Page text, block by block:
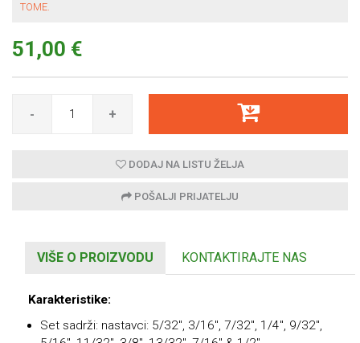
TOME.
51,00 €
- +
DODAJ NA LISTU ŽELJA
POŠALJI PRIJATELJU
VIŠE O PROIZVODU KONTAKTIRAJTE NAS
Karakteristike:
Set sadrži: nastavci: 5/32″, 3/16″, 7/32″, 1/4″, 9/32″,